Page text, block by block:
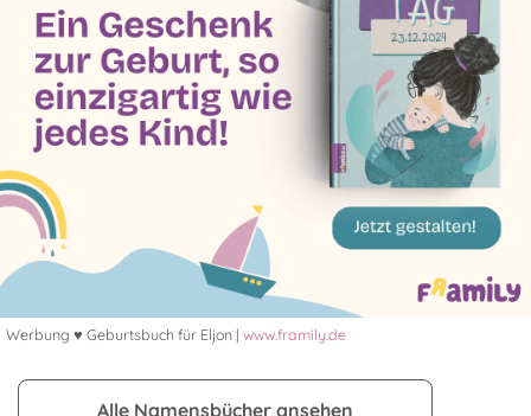
Werbung ♥ Geburtsbuch für Eljon | www.framily.de
Alle Namensbücher ansehen